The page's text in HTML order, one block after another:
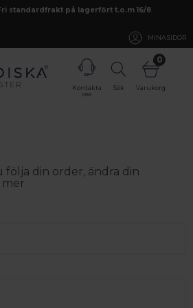
standardfrakt på lagerfört t.o.m 16/8
MINA SIDOR
Kontakta
oss
Sök
0
Varukorg
följa din order, ändra din